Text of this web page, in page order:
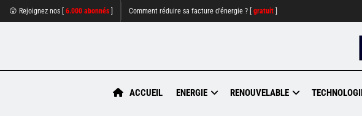
😮 Rejoignez nos [ 6.000 abonnés Comment réduire sa facture d'énergie ? [ gratuit
ACCUEIL ENERGIE RENOUVELABLE